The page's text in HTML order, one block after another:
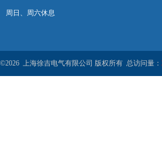
周日、周六休息
©2026 上海徐吉电气有限公司 版权所有 总访问量：